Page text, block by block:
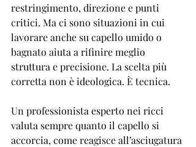
restringimento, direzione e punti
critici. Ma ci sono situazioni in cui
lavorare anche su capello umido o
bagnato aiuta a rifinire meglio
struttura e precisione. La scelta più
corretta non è ideologica. È tecnica.
Un professionista esperto nei ricci
valuta sempre quanto il capello si
accorcia, come reagisce all’asciugatura